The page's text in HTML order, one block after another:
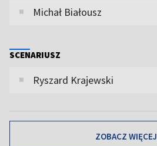
Michał Białousz
SCENARIUSZ
Ryszard Krajewski
ZOBACZ WIĘCEJ